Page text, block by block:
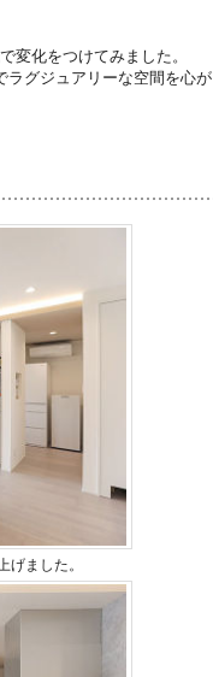
変化をつけてみました。
ラグジュアリーな空間を心が
ました。